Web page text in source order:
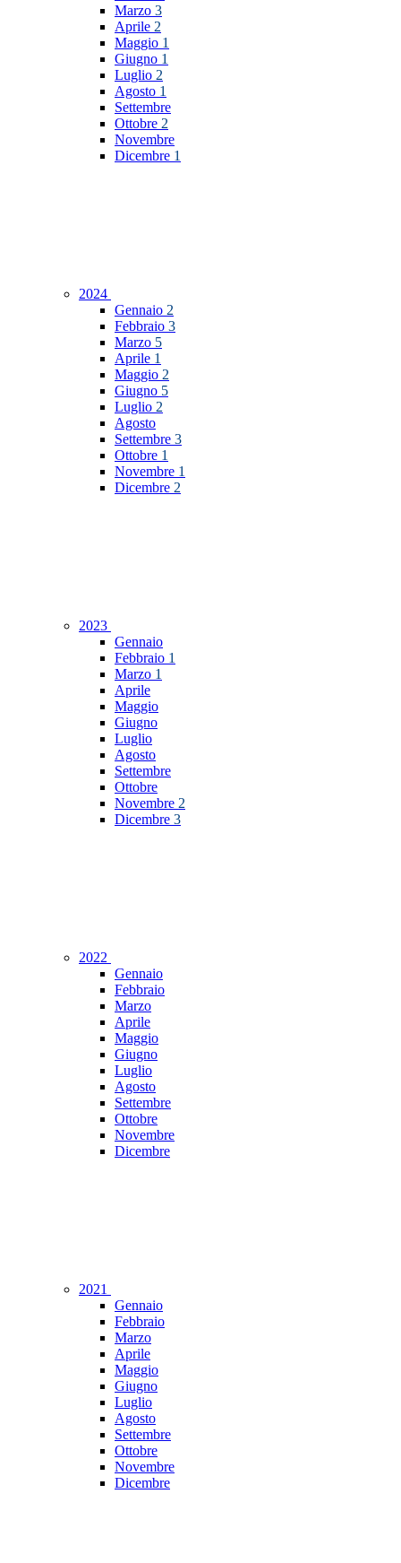
Marzo 3
Aprile 2
Maggio 1
Giugno 1
Luglio 2
Agosto 1
Settembre
Ottobre 2
Novembre
Dicembre 1
2024
Gennaio 2
Febbraio 3
Marzo 5
Aprile 1
Maggio 2
Giugno 5
Luglio 2
Agosto
Settembre 3
Ottobre 1
Novembre 1
Dicembre 2
2023
Gennaio
Febbraio 1
Marzo 1
Aprile
Maggio
Giugno
Luglio
Agosto
Settembre
Ottobre
Novembre 2
Dicembre 3
2022
Gennaio
Febbraio
Marzo
Aprile
Maggio
Giugno
Luglio
Agosto
Settembre
Ottobre
Novembre
Dicembre
2021
Gennaio
Febbraio
Marzo
Aprile
Maggio
Giugno
Luglio
Agosto
Settembre
Ottobre
Novembre
Dicembre